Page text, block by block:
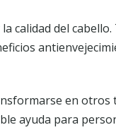
calidad del
en otros
ayuda para